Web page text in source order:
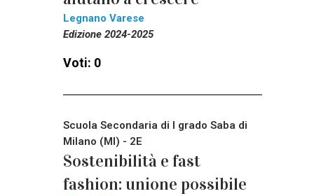
Legnano Varese
Edizione 2024-2025
Voti: 0
Scuola Secondaria di I grado Saba di
Milano (MI) - 2E
Sostenibilità e fast
fashion: unione possibile